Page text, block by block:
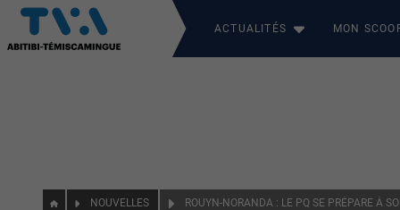
ACTUALITÉS MON
NOUVELLES